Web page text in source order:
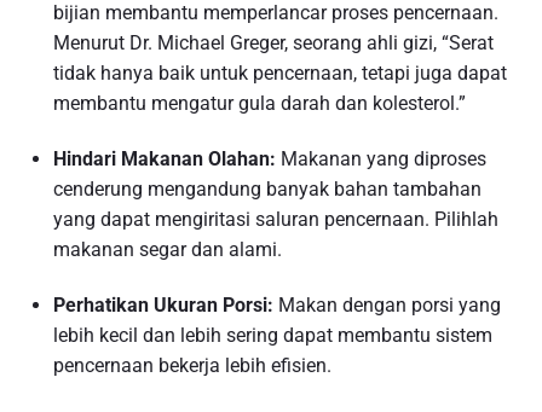
bijian membantu memperlancar proses pencernaan.
Menurut Dr. Michael Greger, seorang ahli gizi, “Serat
tidak hanya baik untuk pencernaan, tetapi juga dapat
membantu mengatur gula darah dan kolesterol.”
Hindari Makanan Olahan: Makanan yang diproses
cenderung mengandung banyak bahan tambahan
yang dapat mengiritasi saluran pencernaan. Pilihlah
makanan segar dan alami.
Perhatikan Ukuran Porsi: Makan dengan porsi yang
lebih kecil dan lebih sering dapat membantu sistem
pencernaan bekerja lebih efisien.